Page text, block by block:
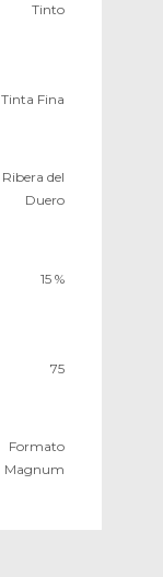
Tinto
Tinta Fina
Ribera del
Duero
15 %
75
Formato
Magnum